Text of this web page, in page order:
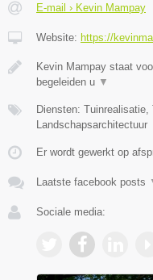
E-mail › Kevin Mampay
Website: https://
Kevin Mampay staat
begeleiden u ▼
Diensten: Tuinrealisatie,
Landschapsarchitectuur
Er wordt gewerkt op
Laatste facebook posts
Sociale media: